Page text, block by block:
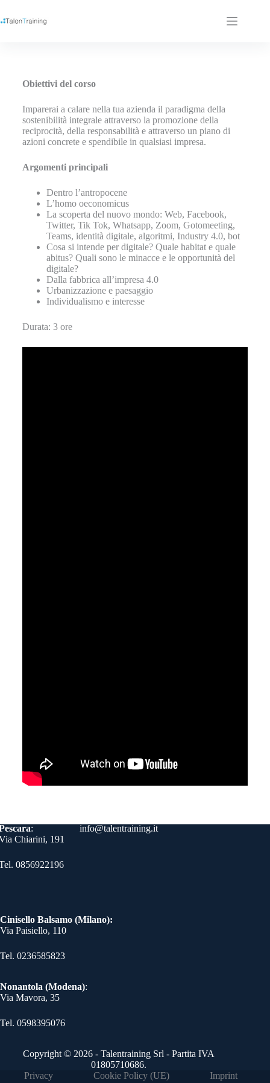
Obiettivi del corso
Imparerai a calare nella tua azienda il paradigma della
sostenibilità integrale attraverso la promozione della
reciprocità, della responsabilità e attraverso un piano di
azioni concrete e spendibile in qualsiasi impresa.
Argomenti principali
Dentro l’antropocene
L’homo oeconomicus
La scoperta del nuovo mondo: Web, Facebook,
Twitter, Tik Tok, Whatsapp, Zoom, Gotomeeting,
Teams, identità digitale, algoritmi, Industry 4.0, bot
Cosa si intende per digitale? Quale habitat e quale
abitus? Quali sono le minacce e le opportunità del
digitale?
Dalla fabbrica all’impresa 4.0
Urbanizzazione e paesaggio
Individualismo e interesse
Durata: 3 ore
info@talentraining.it
:
Chiarini, 191
0856922196
Cinisello Balsamo (Milano):
Via Paisiello, 110
Tel. 0236585823​
Nonantola (Modena):
Via Mavora, 35
Tel. 0598395076​
Copyright © 2026 - Talentraining Srl - Partita IVA
01805710686.
Privacy
Cookie Policy (UE)
Imprint